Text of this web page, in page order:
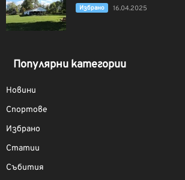
Избрано 16.04.2025
Популярни категории
Новини
Спортове
Избрано
Статии
Събития